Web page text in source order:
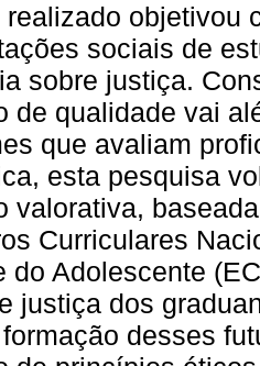
realizado objetivou
sociais de
sobre justiça.
de qualidade vai
que avaliam
esta pesquisa
valorativa,
Curriculares
do Adolescente
justiça dos
desses